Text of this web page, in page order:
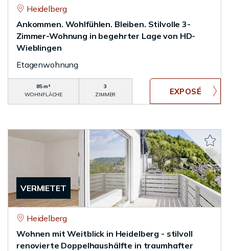
Heidelberg
Ankommen. Wohlfühlen. Bleiben. Stilvolle 3-
Zimmer-Wohnung in begehrter Lage von HD-
Wieblingen
Etagenwohnung
85 m²
WOHNFLÄCHE
3
ZIMMER
VERMIETET
Heidelberg
Wohnen mit Weitblick in Heidelberg - stilvoll
renovierte Doppelhaushälfte in traumhafter